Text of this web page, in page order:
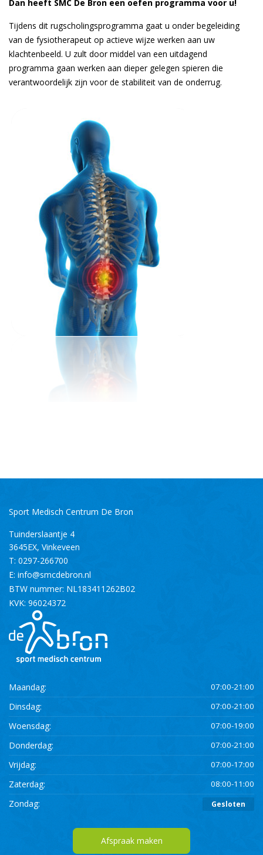
Dan heeft SMC De Bron een oefen programma voor u!
Tijdens dit rugscholingsprogramma gaat u onder begeleiding
van de fysiotherapeut op actieve wijze werken aan uw
klachtenbeeld. U zult door middel van een uitdagend
programma gaan werken aan dieper gelegen spieren die
verantwoordelijk zijn voor de stabiliteit van de onderrug.
Sport Medisch Centrum De Bron
Tuinderslaantje 4
3645EX, Vinkeveen
T: 0297-266700
E: info@smcdebron.nl
BTW nummer: NL183411262B02
KVK: 96024372
Maandag: 07:00-21:00
Dinsdag: 07:00-21:00
Woensdag: 07:00-19:00
Donderdag: 07:00-21:00
Vrijdag: 07:00-17:00
Zaterdag: 08:00-11:00
Zondag: Gesloten
Afspraak maken